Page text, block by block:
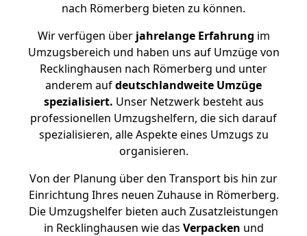
nach Römerberg bieten zu können.
Wir verfügen überjahrelange Erfahrung im
Umzugsbereich und haben uns auf Umzüge von
Recklinghausen nach Römerberg und unter
anderem aufdeutschlandweite Umzüge
spezialisiert. Unser Netzwerk besteht aus
professionellen Umzugshelfern, die sich darauf
spezialisieren, alle Aspekte eines Umzugs zu
organisieren.
Von der Planung über den Transport bis hin zur
Einrichtung Ihres neuen Zuhause in Römerberg.
Die Umzugshelfer bieten auch Zusatzleistungen
in Recklinghausen wie das Verpacken und